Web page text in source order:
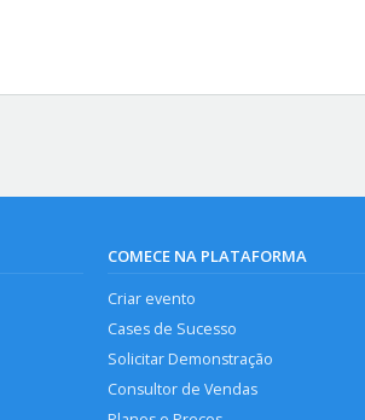
COMECE NA PLATAFORMA
Criar evento
Cases de Sucesso
Solicitar Demonstração
Consultor de Vendas